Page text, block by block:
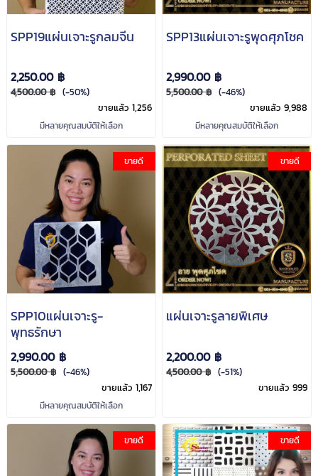
SPP19แผ่นเจาะรูกลมจีน
2,250.00 ฿
4,500.00 ฿ (-50%)
ขายแล้ว 1,256
มีหลายคุณสมบัติให้เลือก
SPP13แผ่นเจาะรูพุดศุภโชค
2,990.00 ฿
5,500.00 ฿ (-46%)
ขายแล้ว 9,988
มีหลายคุณสมบัติให้เลือก
ขายดี
SPP10แผ่นเจาะรู-
พุทธรักษา
2,990.00 ฿
5,500.00 ฿ (-46%)
ขายแล้ว 1,167
มีหลายคุณสมบัติให้เลือก
ขายดี
แผ่นเจาะรูลายพิเศษ
2,200.00 ฿
4,500.00 ฿ (-51%)
ขายแล้ว 999
ขายดี ขายดี